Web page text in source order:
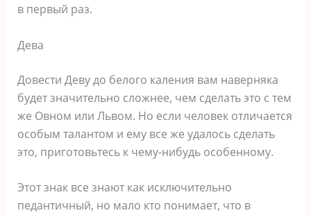
в первый раз.
Дева
Довести Деву до белого каления вам наверняка
будет значительно сложнее, чем сделать это с тем
же Овном или Львом. Но если человек отличается
особым талантом и ему все же удалось сделать
это, приготовьтесь к чему-нибудь особенному.
Этот знак все знают как исключительно
педантичный, но мало кто понимает, что в